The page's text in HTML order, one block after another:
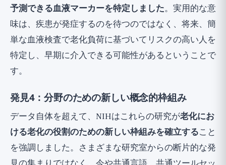
予測できる血液マーカーを特定しました。実用的な意
味は、疾患が発症するのを待つのではなく、将来、簡
単な血液検査で老化負荷に基づいてリスクの高い人を
特定し、早期に介入できる可能性があるということで
す。
発見4：分野のための新しい概念的枠組み
データ自体を超えて、NIHはこれらの研究が老化にお
ける老化の役割のための新しい枠組みを確立すること
を強調しました。さまざまな研究室からの断片的な発